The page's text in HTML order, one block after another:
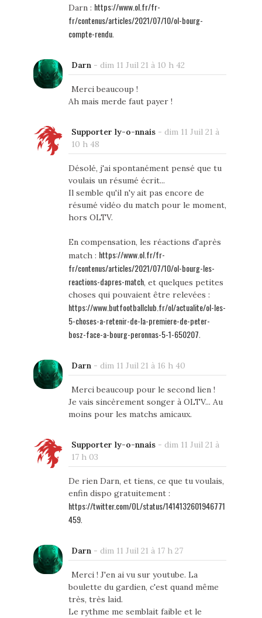
Darn : https://www.ol.fr/fr-
fr/contenus/articles/2021/07/10/ol-bourg-
compte-rendu.
Darn- dim 11 Juil 21 à 10 h 42
Merci beaucoup !
Ah mais merde faut payer !
Supporter ly-o-nnais- dim 11 Juil 21 à
10 h 48
Désolé, j'ai spontanément pensé que tu
voulais un résumé écrit...
Il semble qu'il n'y ait pas encore de
résumé vidéo du match pour le moment,
hors OLTV.
En compensation, les réactions d'après
match : https://www.ol.fr/fr-
fr/contenus/articles/2021/07/10/ol-bourg-les-
reactions-dapres-match, et quelques petites
choses qui pouvaient être relevées :
https://www.butfootballclub.fr/ol/actualite/ol-les-
5-choses-a-retenir-de-la-premiere-de-peter-
bosz-face-a-bourg-peronnas-5-1-650207.
Darn- dim 11 Juil 21 à 16 h 40
Merci beaucoup pour le second lien !
Je vais sincèrement songer à OLTV... Au
moins pour les matchs amicaux.
Supporter ly-o-nnais- dim 11 Juil 21 à
17 h 03
De rien Darn, et tiens, ce que tu voulais,
enfin dispo gratuitement :
https://twitter.com/OL/status/1414132601946771
459.
Darn- dim 11 Juil 21 à 17 h 27
Merci ! J'en ai vu sur youtube. La
boulette du gardien, c'est quand même
très, très laid.
Le rythme me semblait faible et le